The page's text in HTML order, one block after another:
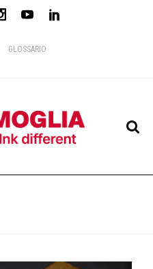
GLOSSARIO